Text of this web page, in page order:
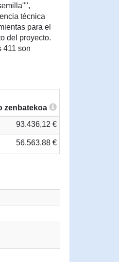
técnica
para el
del proyecto.
411 son
zenbatekoa
93.436,12 €
56.563,88 €